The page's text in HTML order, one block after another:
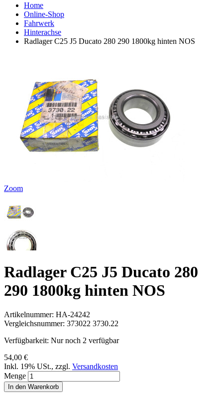
Home
Online-Shop
Fahrwerk
Hinterachse
Radlager C25 J5 Ducato 280 290 1800kg hinten NOS
Zoom
Radlager C25 J5 Ducato 280
290 1800kg hinten NOS
Artikelnummer: HA-24242
Vergleichsnummer: 373022 3730.22
Verfügbarkeit: Nur noch 2 verfügbar
54,00 €
Inkl. 19% USt., zzgl. Versandkosten
Menge
In den Warenkorb